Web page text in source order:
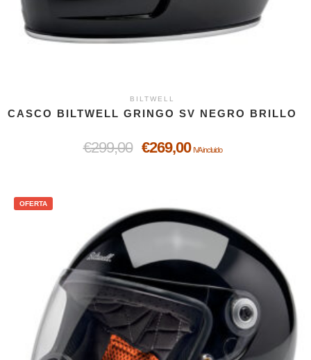
BILTWELL
CASCO BILTWELL GRINGO SV NEGRO BRILLO
€299,00 €269,00 IVA incluido
OFERTA